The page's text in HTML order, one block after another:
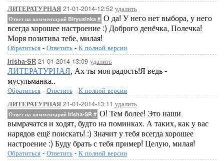
ЛИТЕРАТУРНАЯ 21-01-2014-12:52 удалить
Ответ на комментарий Biryusinka # О да! У него нет выбора, у него
всегда хорошее настроение :) Доброго денёчка, Полечка!
Моря позитива тебе, милая!
Обратиться - Ответить - К полной версии
Irisha-SR 21-01-2014-13:09 удалить
ЛИТЕРАТУРНАЯ, Ах ты моя радость!Я ведь -
мусульманка..
Обратиться - Ответить - К полной версии
ЛИТЕРАТУРНАЯ 21-01-2014-13:11 удалить
Ответ на комментарий Irisha-SR # О! Тем более! Это наши
вымрачатся и ходят, будто на поминках. А таких, как у вас
нарядов ещё поискать! :) Значит у тебя всегда хорошее
настроение :) Буду брать с тебя пример! Целую, милая!
Обратиться - Ответить - К полной версии